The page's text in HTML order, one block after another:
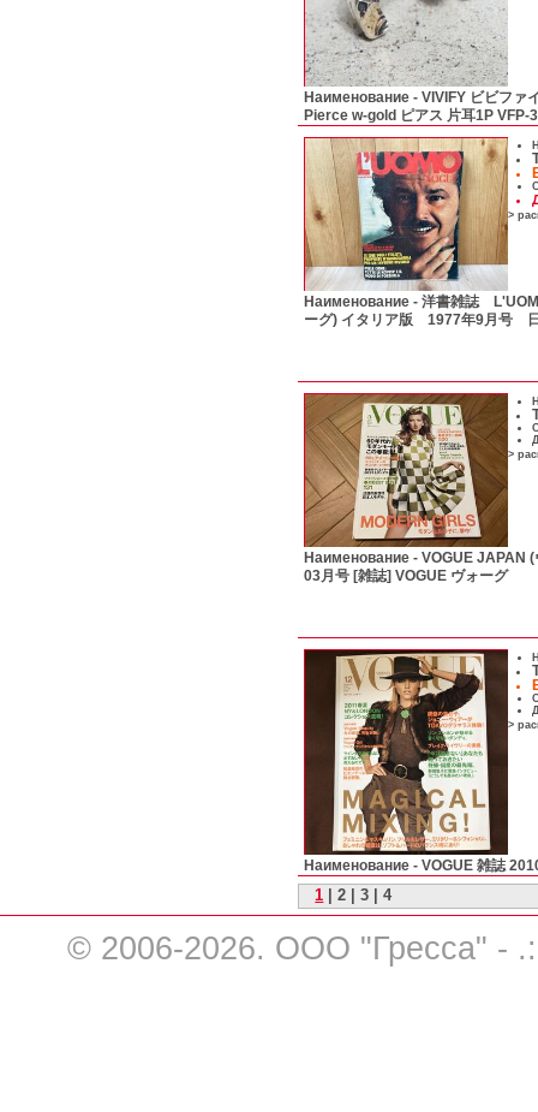
Наименование - VIVIFY ビビファ
Pierce w-gold ピアス 片耳1P VFP-
>
Наименование - 洋書雑誌
ーグ) イタリア版 1977年9月号
>
Наименование - VOGUE JAPAN
03月号 [雑誌] VOGUE ヴォーグ
>
Наименование - VOGUE 雑誌
1 |2 |3 |4
© 2006-2026. ООО "Гресса" -